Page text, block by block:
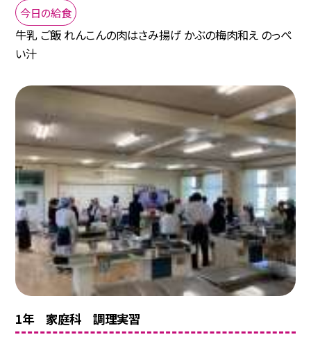
今日の給食
牛乳 ご飯 れんこんの肉はさみ揚げ かぶの梅肉和え のっぺ
い汁
1年 家庭科 調理実習